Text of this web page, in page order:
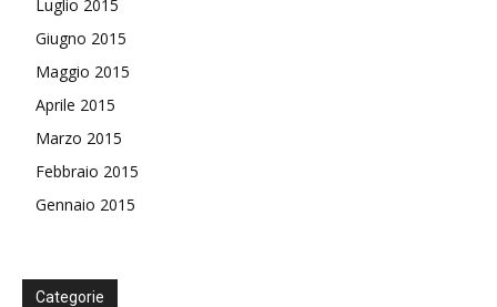
Luglio 2015
Giugno 2015
Maggio 2015
Aprile 2015
Marzo 2015
Febbraio 2015
Gennaio 2015
Categorie